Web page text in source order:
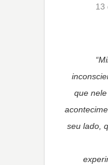
13
que
seu lado,